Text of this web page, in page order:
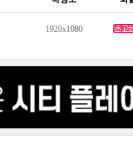
1920x1080